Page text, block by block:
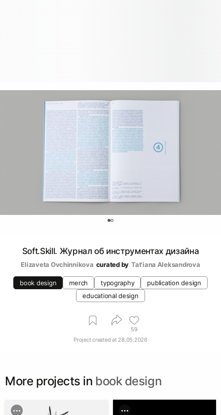
Soft.Skill. Журнал об инструментах дизайна
Elizaveta Ovchinnikova curated by Tat'iana Аleksandrova
book design merch typography
publication design
educational design
59
Project created at 28.05.2026
More projects in book design